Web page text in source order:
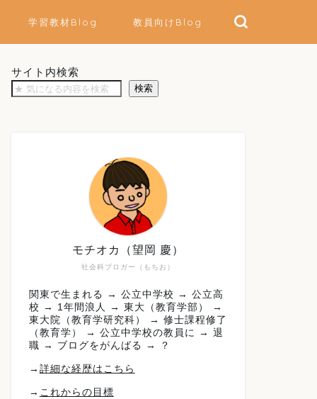
学習教材Blog 教員向けBlog
サイト内検索
検索
社会科ブロガー（もちお）
モチオカ（望岡 慶）
関東で生まれる → 公立中学校 → 公立高
校 → 1年間浪人 → 東大（教育学部） →
東大院（教育学研究科） → 修士課程修了
（教育学） → 公立中学校の教員に → 退
職 → ブログをがんばる → ？
→ 詳細な経歴はこちら
→ これからの目標